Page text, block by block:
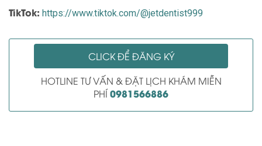
TikTok: https://www.tiktok.com/@jetdentist999
CLICK ĐỂ ĐĂNG KÝ
HOTLINE TƯ VẤN & ĐẶT LỊCH KHÁM MIỄN
PHÍ0981566886